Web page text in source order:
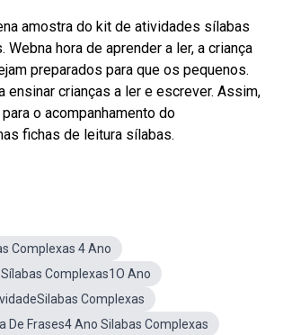
amostra do kit de atividades sílabas
hora de aprender a ler, a criança
preparados para que os pequenos.
crianças a ler e escrever. Assim,
o acompanhamento do
fichas de leitura sílabas.
Complexas 4 Ano
Complexas1O Ano
Complexas
De Frases4 Ano Silabas Complexas